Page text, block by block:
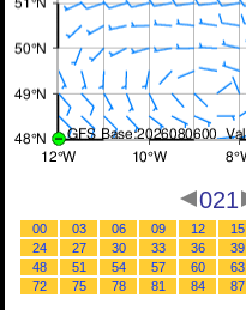
021
00 03 06 09 12 15
24
27 30 33 36 39
48
51 54 57 60 63
72
75 78 81 84 87